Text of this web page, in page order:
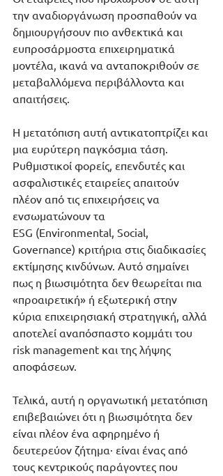
την αναδιοργάνωση προσπαθούν να
δημιουργήσουν πιο ανθεκτικά και
ευπροσάρμοστα επιχειρηματικά
μοντέλα, ικανά να ανταποκριθούν σε
μεταβαλλόμενα περιβάλλοντα και
απαιτήσεις.
Η μετατόπιση αυτή αντικατοπτρίζει και
μια ευρύτερη παγκόσμια τάση.
Ρυθμιστικοί φορείς, επενδυτές και
ασφαλιστικές εταιρείες απαιτούν
πλέον από τις επιχειρήσεις να
ενσωματώνουν τα
ESG (Environmental, Social,
Governance) κριτήρια στις διαδικασίες
εκτίμησης κινδύνων. Αυτό σημαίνει
πως η βιωσιμότητα δεν θεωρείται πια
«προαιρετική» ή εξωτερική στην
κύρια επιχειρησιακή στρατηγική, αλλά
αποτελεί αναπόσπαστο κομμάτι του
risk management και της λήψης
αποφάσεων.
Τελικά, αυτή η οργανωτική μετατόπιση
επιβεβαιώνει ότι η βιωσιμότητα δεν
είναι πλέον ένα αφηρημένο ή
δευτερεύον ζήτημα· είναι ένας από
τους κεντρικούς παράγοντες που